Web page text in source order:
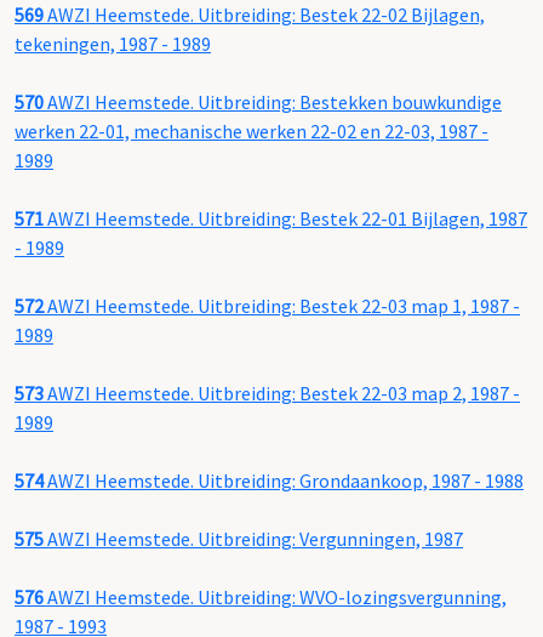
569AWZI Heemstede. Uitbreiding: Bestek 22-02 Bijlagen,
tekeningen, 1987 - 1989
570AWZI Heemstede. Uitbreiding: Bestekken bouwkundige
werken 22-01, mechanische werken 22-02 en 22-03, 1987 -
1989
571AWZI Heemstede. Uitbreiding: Bestek 22-01 Bijlagen, 1987
- 1989
572AWZI Heemstede. Uitbreiding: Bestek 22-03 map 1, 1987 -
1989
573AWZI Heemstede. Uitbreiding: Bestek 22-03 map 2, 1987 -
1989
574AWZI Heemstede. Uitbreiding: Grondaankoop, 1987 - 1988
575AWZI Heemstede. Uitbreiding: Vergunningen, 1987
576AWZI Heemstede. Uitbreiding: WVO-lozingsvergunning,
1987 - 1993